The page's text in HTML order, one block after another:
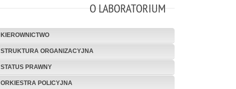
O LABORATORIUM
KIEROWNICTWO
STRUKTURA ORGANIZACYJNA
STATUS PRAWNY
ORKIESTRA POLICYJNA